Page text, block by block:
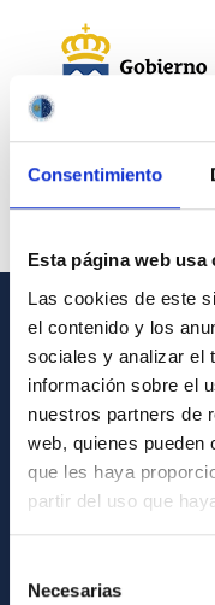
Consentimiento
Esta página web usa
Las cookies de este
el contenido y los
sociales y analizar el
información sobre el
nuestros partners de
web, quienes pueden
que les haya
partir del uso que
Necesarias
INFORMACIÓN GENERAL
Contacto
Cómo llegar al IAC
Directorio de
Biblioteca